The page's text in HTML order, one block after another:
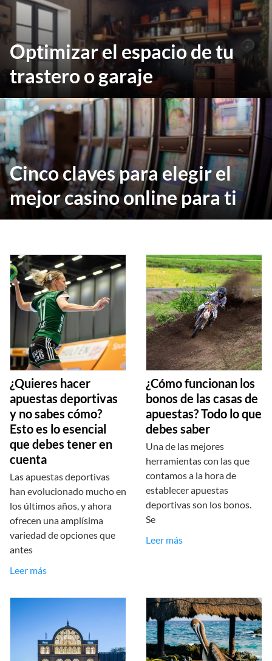
Optimizar el espacio de tu
trastero o garaje
Cinco claves para elegir el
mejor casino online para ti
¿Quieres hacer
apuestas deportivas
y no sabes cómo?
Esto es lo esencial
que debes tener en
cuenta
Las apuestas deportivas
han evolucionado mucho en
los últimos años, y ahora
ofrecen una amplísima
variedad de opciones que
antes
Leer más
¿Cómo funcionan los
bonos de las casas de
apuestas? Todo lo que
debes saber
Una de las mejores
herramientas con las que
contamos a la hora de
establecer apuestas
deportivas son los bonos.
Se
Leer más